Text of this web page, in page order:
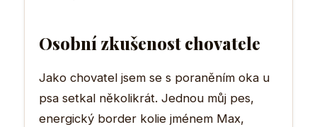
Osobní zkušenost chovatele
Jako chovatel jsem se s poraněním oka u
psa setkal několikrát. Jednou můj pes,
energický border kolie jménem Max,